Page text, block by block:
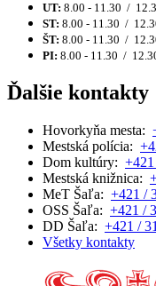
UT: 8.00 - 11.30 /
ST: 8.00 - 11.30 /
ŠT: 8.00 - 11.30 /
PI: 8.00 - 11.30 /
Ďalšie kontakty
Hovorkyňa mesta:
Mestská polícia:
Dom kultúry:
Mestská knižnica:
MeT Šaľa: +421 /
OSS Šaľa: +421 /
DD Šaľa: +421 /
Všetky kontakty